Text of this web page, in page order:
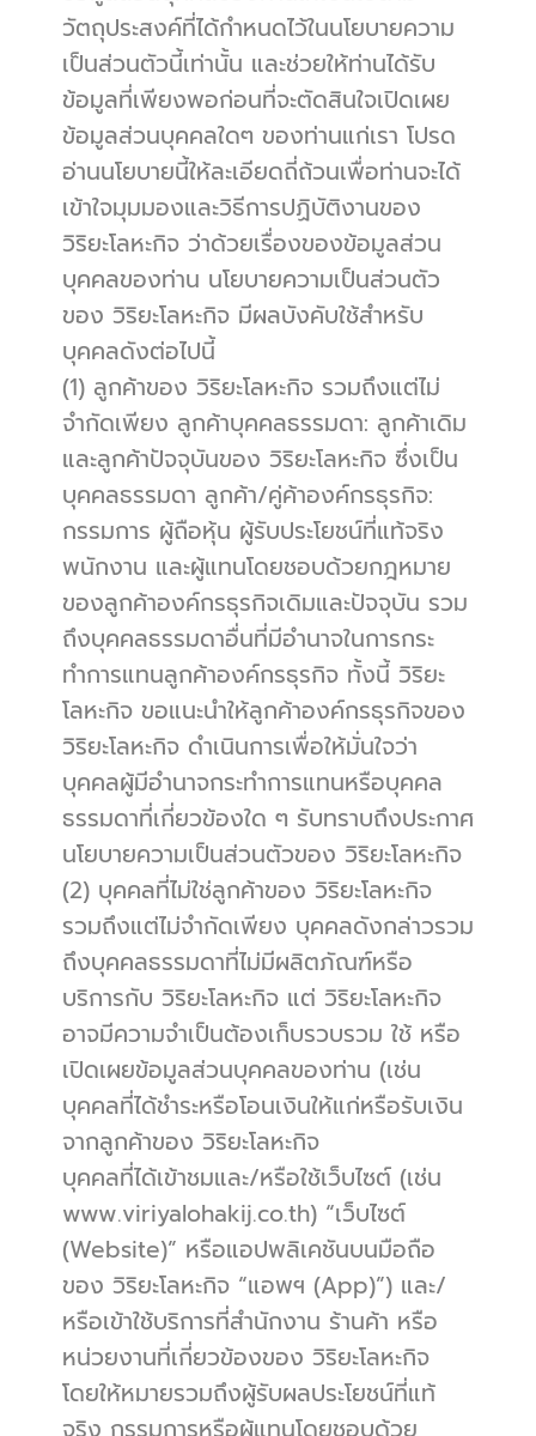
วัตถุประสงค์ที่ได้กำหนดไว้ในนโยบายความ
เป็นส่วนตัวนี้เท่านั้น และช่วยให้ท่านได้รับ
ข้อมูลที่เพียงพอก่อนที่จะตัดสินใจเปิดเผย
ข้อมูลส่วนบุคคลใดๆ ของท่านแก่เรา โปรด
อ่านนโยบายนี้ให้ละเอียดถี่ถ้วนเพื่อท่านจะได้
เข้าใจมุมมองและวิธีการปฏิบัติงานของ
วิริยะโลหะกิจ ว่าด้วยเรื่องของข้อมูลส่วน
บุคคลของท่าน นโยบายความเป็นส่วนตัว
ของ วิริยะโลหะกิจ มีผลบังคับใช้สำหรับ
บุคคลดังต่อไปนี้
(1) ลูกค้าของ วิริยะโลหะกิจ รวมถึงแต่ไม่
จำกัดเพียง ลูกค้าบุคคลธรรมดา: ลูกค้าเดิม
และลูกค้าปัจจุบันของ วิริยะโลหะกิจ ซึ่งเป็น
บุคคลธรรมดา ลูกค้า/คู่ค้าองค์กรธุรกิจ:
กรรมการ ผู้ถือหุ้น ผู้รับประโยชน์ที่แท้จริง
พนักงาน และผู้แทนโดยชอบด้วยกฎหมาย
ของลูกค้าองค์กรธุรกิจเดิมและปัจจุบัน รวม
ถึงบุคคลธรรมดาอื่นที่มีอำนาจในการกระ
ทำการแทนลูกค้าองค์กรธุรกิจ ทั้งนี้ วิริยะ
โลหะกิจ ขอแนะนำให้ลูกค้าองค์กรธุรกิจของ
วิริยะโลหะกิจ ดำเนินการเพื่อให้มั่นใจว่า
บุคคลผู้มีอำนาจกระทำการแทนหรือบุคคล
ธรรมดาที่เกี่ยวข้องใด ๆ รับทราบถึงประกาศ
นโยบายความเป็นส่วนตัวของ วิริยะโลหะกิจ
(2) บุคคลที่ไม่ใช่ลูกค้าของ วิริยะโลหะกิจ
รวมถึงแต่ไม่จำกัดเพียง บุคคลดังกล่าวรวม
ถึงบุคคลธรรมดาที่ไม่มีผลิตภัณฑ์หรือ
บริการกับ วิริยะโลหะกิจ แต่ วิริยะโลหะกิจ
อาจมีความจำเป็นต้องเก็บรวบรวม ใช้ หรือ
เปิดเผยข้อมูลส่วนบุคคลของท่าน (เช่น
บุคคลที่ได้ชำระหรือโอนเงินให้แก่หรือรับเงิน
จากลูกค้าของ วิริยะโลหะกิจ
บุคคลที่ได้เข้าชมและ/หรือใช้เว็บไซต์ (เช่น
www.viriyalohakij.co.th) “เว็บไซต์
(Website)” หรือแอปพลิเคชันบนมือถือ
ของ วิริยะโลหะกิจ “แอพฯ (App)”) และ/
หรือเข้าใช้บริการที่สำนักงาน ร้านค้า หรือ
หน่วยงานที่เกี่ยวข้องของ วิริยะโลหะกิจ
โดยให้หมายรวมถึงผู้รับผลประโยชน์ที่แท้
จริง กรรมการหรือผู้แทนโดยชอบด้วย